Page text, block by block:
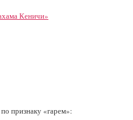
Кеничи»
признаку «гарем»: